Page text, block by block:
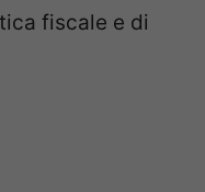
fiscale e di